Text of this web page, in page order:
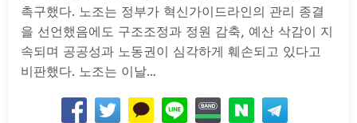
촉구했다. 노조는 정부가 혁신가이드라인의 관리 종결
을 선언했음에도 구조조정과 정원 감축, 예산 삭감이 지
속되며 공공성과 노동권이 심각하게 훼손되고 있다고
비판했다. 노조는 이날…